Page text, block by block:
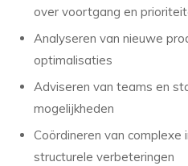
over voortgang en
Analyseren van nieuwe
optimalisaties
Adviseren van teams en
mogelijkheden
Coördineren van complexe
structurele verbeteringen